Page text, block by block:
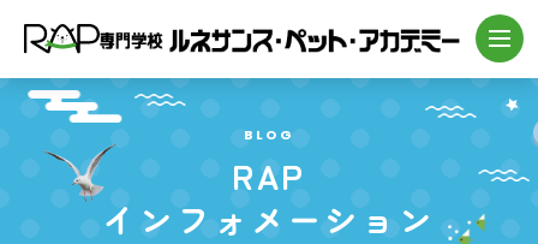
BLOG
RAP
インフォメーション